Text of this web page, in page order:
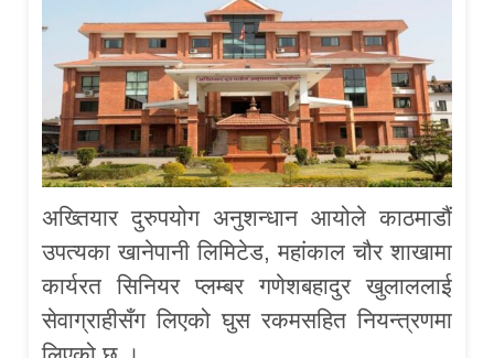
अख्तियार दुरुपयोग अनुशन्धान आयोले काठमाडौं
उपत्यका खानेपानी लिमिटेड, महांकाल चौर शाखामा
कार्यरत सिनियर प्लम्बर गणेशबहादुर खुलाललाई
सेवाग्राहीसँग लिएको घुस रकमसहित नियन्त्रणमा